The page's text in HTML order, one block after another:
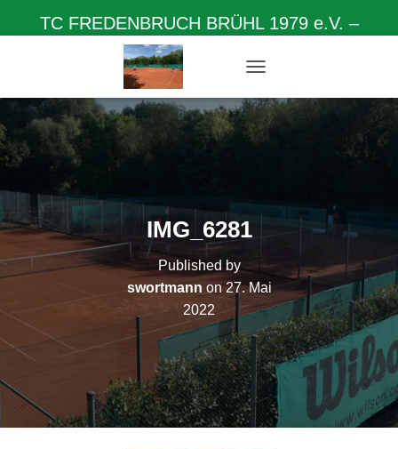
TC FREDENBRUCH BRÜHL 1979 e.V. –
Herzlich willkommen auf unserer Homepage
A
V
I
O
M
S
H
A
L
T
E
N
IMG_6281
Published by
swortmann on27. Mai
2022